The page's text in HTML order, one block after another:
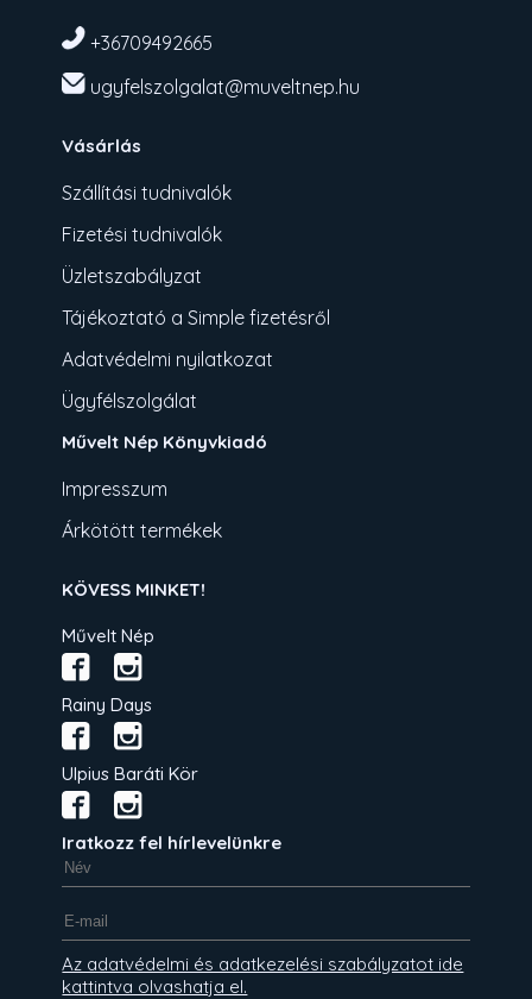
+36709492665
ugyfelszolgalat@muveltnep.hu
Vásárlás
Szállítási tudnivalók
Fizetési tudnivalók
Üzletszabályzat
Tájékoztató a Simple fizetésről
Adatvédelmi nyilatkozat
Ügyfélszolgálat
Művelt Nép Könyvkiadó
Impresszum
Árkötött termékek
KÖVESS MINKET!
Művelt Nép
Rainy Days
Ulpius Baráti Kör
Iratkozz fel hírlevelünkre
Az adatvédelmi és adatkezelési szabályzatot ide
kattintva olvashatja el.